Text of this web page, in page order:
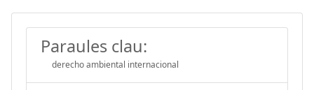
Paraules clau:
derecho ambiental internacional